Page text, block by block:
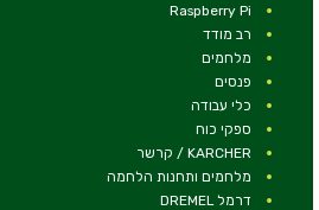
Raspberry Pi
רב מודד
מלחמים
פנסים
כלי עבודה
ספקי כוח
KARCHER / קרשר
מלחמים ותחנות הלחמה
דרמל DREMEL